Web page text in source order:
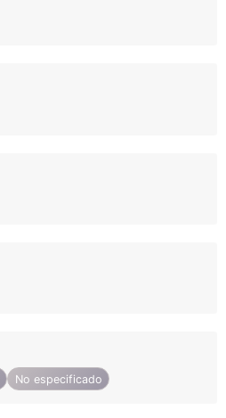
No especificado